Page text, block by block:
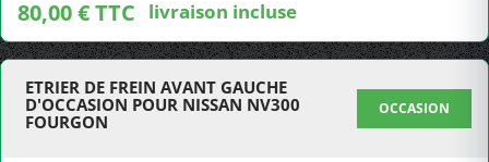
80,00 € TTC livraison incluse
ETRIER DE FREIN AVANT GAUCHE
D'OCCASION POUR NISSAN NV300
FOURGON
OCCASION